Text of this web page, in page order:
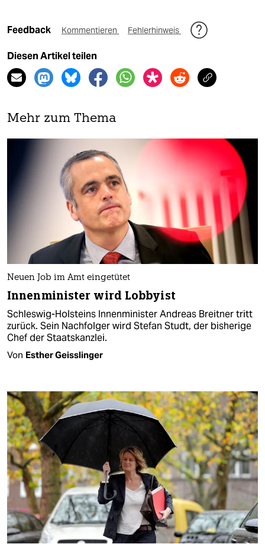
Feedback Kommentieren Fehlerhinweis
Diesen Artikel teilen
Mehr zum Thema
Neuen Job im Amt eingetütet
Innenminister wird Lobbyist
Schleswig-Holsteins Innenminister Andreas Breitner tritt
zurück. Sein Nachfolger wird Stefan Studt, der bisherige
Chef der Staatskanzlei.
Von Esther Geisslinger